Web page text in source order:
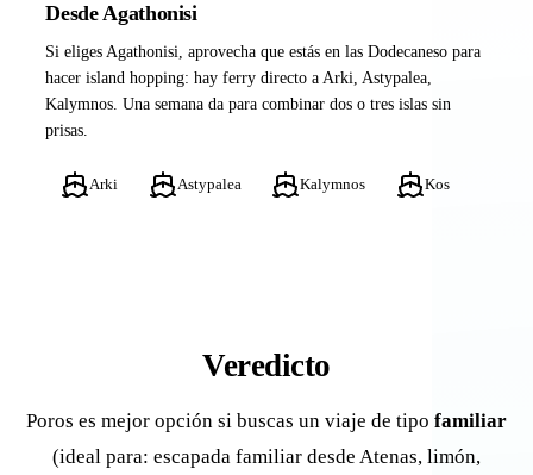
Desde Agathonisi
Si eliges Agathonisi, aprovecha que estás en las Dodecaneso para
hacer island hopping: hay ferry directo a Arki, Astypalea,
Kalymnos. Una semana da para combinar dos o tres islas sin
prisas.
Arki Astypalea Kalymnos Kos
Veredicto
Poros es mejor opción si buscas un viaje de tipo familiar
(ideal para: escapada familiar desde Atenas, limón,